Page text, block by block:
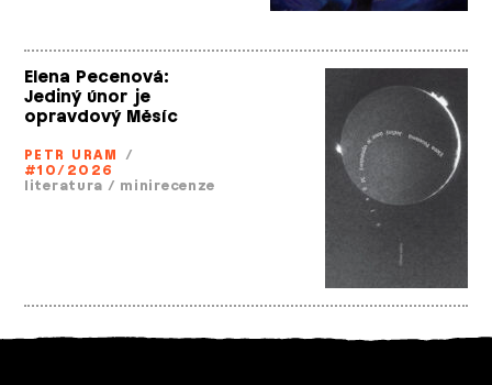
Elena Pecenová:
Jediný únor je
opravdový Měsíc
PETR URAM /
#10/2026
literatura / minirecenze